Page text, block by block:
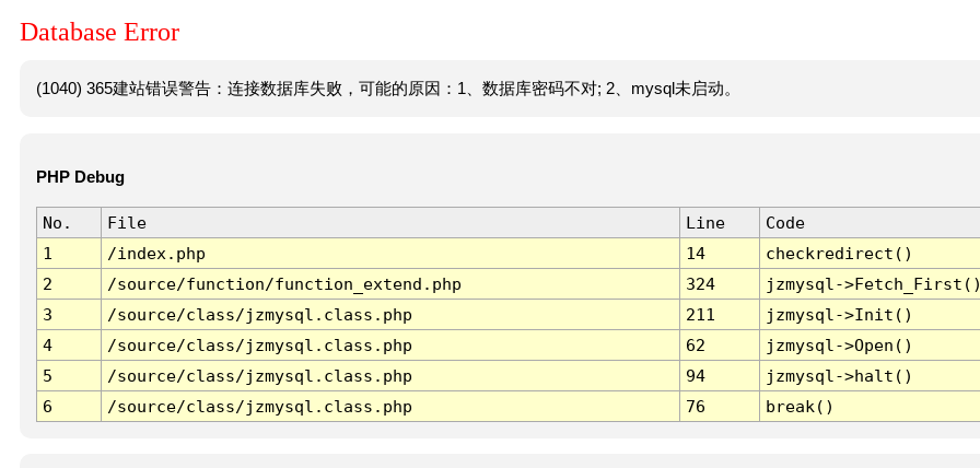
Database Error
(1040) 365建站错误警告：连接数据库失败，可能的原因：1、数据库密码不对; 2、mysql未启动。
PHP Debug
No. File Line
Code
1
/index.php 14
checkredirect()
2
/source/function/function_extend.php 324
jzmysql-
3
/source/class/jzmysql.class.php 211
jzmysql->Init()
4
/source/class/jzmysql.class.php 62
jzmysql->Open()
5
/source/class/jzmysql.class.php 94
jzmysql->halt()
6
/source/class/jzmysql.class.php 76 break()